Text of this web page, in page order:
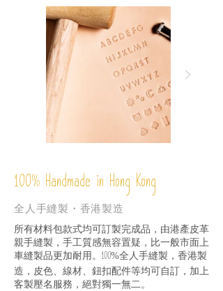
100% Handmade in Hong Kong
全人手縫製・香港製造
所有材料包款式均可訂製完成品，由港產皮革
親手縫製，手工質感無容置疑，比一般市面上
車縫製品更加耐用。 100%全人手縫製，香港製
造，皮色、線材、鈕扣配件等均可自訂，加上
客製壓名服務，絕對獨一無二。